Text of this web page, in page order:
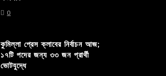
0
কুমিল্লা প্রেস ক্লাবের নির্বাচন আজ;
১৭টি পদের জন্য ৩৩ জন প্রার্থী
ভোটযুদ্ধে